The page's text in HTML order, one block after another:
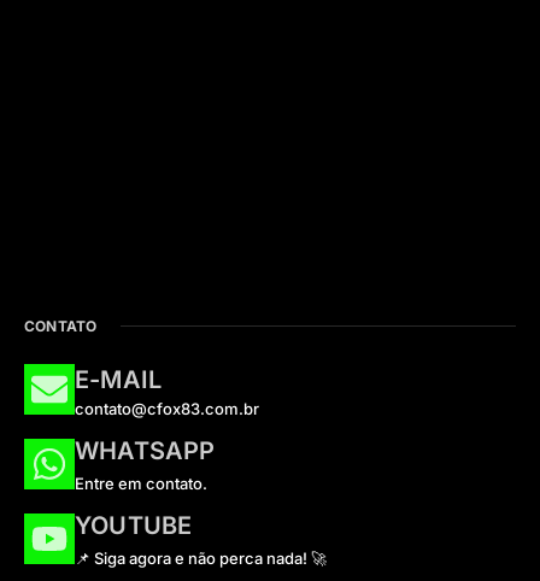
CONTATO
E-MAIL
contato@cfox83.com.br
WHATSAPP
Entre em contato.
YOUTUBE
📌 Siga agora e não perca nada! 🚀